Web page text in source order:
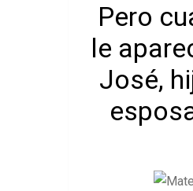
Pero
le
José,